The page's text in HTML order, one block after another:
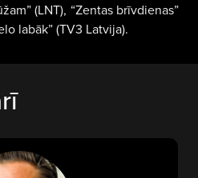
(LNT), “Zentas brīvdienas”
labāk” (TV3 Latvija).